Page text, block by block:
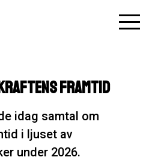
framtid
idag samtal om
i ljuset av
under 2026.